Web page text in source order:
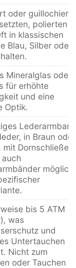
oder guillochiert,
polierten
in klassischen
Blau, Silber oder
Mineralglas oder
für erhöhte
und eine
Optik.
in Braun oder
mit Dornschließe.
möglich,
bis 5 ATM
was
und
Untertauchen
Nicht zum
oder Tauchen